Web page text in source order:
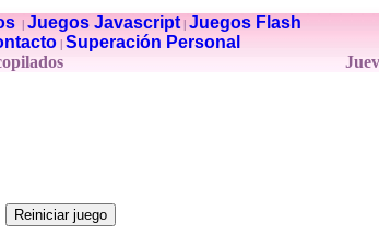
| Juegos Javascript| Juegos Flash
Superación Personal